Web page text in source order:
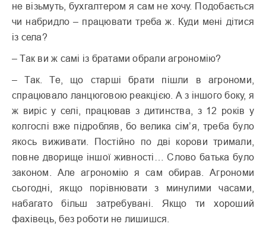
не візьмуть, бухгалтером я сам не хочу. Подобається
чи набридло – працювати треба ж. Куди мені дітися
із села?
– Так ви ж самі із братами обрали агрономію?
– Так. Те, що старші брати пішли в агрономи,
спрацювало ланцюговою реакцією. А з іншого боку, я
ж виріс у селі, працював з дитинства, з 12 років у
колгоспі вже підробляв, бо велика сім’я, треба було
якось виживати. Постійно по дві корови тримали,
повне дворище іншої живності… Слово батька було
законом. Але агрономію я сам обирав. Агрономи
сьогодні, якщо порівнювати з минулими часами,
набагато більш затребувані. Якщо ти хороший
фахівець, без роботи не лишишся.